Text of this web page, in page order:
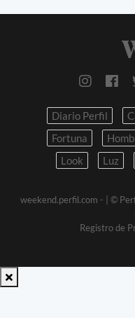
Diario Perfil
Fortuna
Look
Luz
weekend.perfil.com - | ©
Registro de